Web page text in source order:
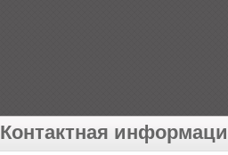
Контактная